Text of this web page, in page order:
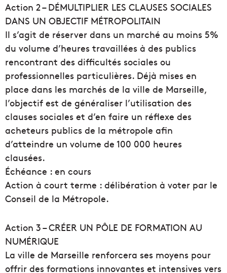
Action 2 – DÉMULTIPLIER LES CLAUSES SOCIALES
DANS UN OBJECTIF MÉTROPOLITAIN
Il s’agit de réserver dans un marché au moins 5%
du volume d’heures travaillées à des publics
rencontrant des difficultés sociales ou
professionnelles particulières. Déjà mises en
place dans les marchés de la ville de Marseille,
l’objectif est de généraliser l’utilisation des
clauses sociales et d’en faire un réflexe des
acheteurs publics de la métropole afin
d’atteindre un volume de 100 000 heures
clausées.
Échéance : en cours
Action à court terme : délibération à voter par le
Conseil de la Métropole.
Action 3 – CRÉER UN PÔLE DE FORMATION AU
NUMÉRIQUE
La ville de Marseille renforcera ses moyens pour
offrir des formations innovantes et intensives vers